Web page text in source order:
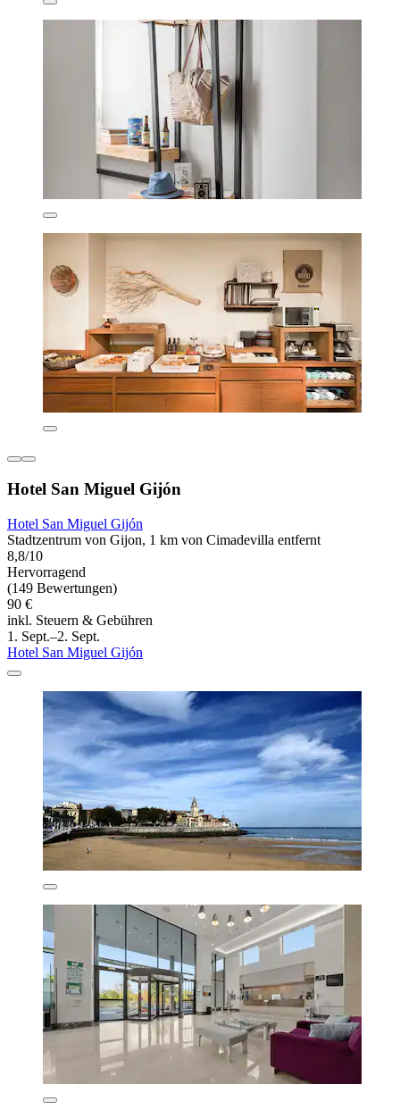
Hotel San Miguel Gijón
Hotel San Miguel Gijón
Stadtzentrum von Gijon, 1 km von Cimadevilla entfernt
8,8/10
Hervorragend
(149 Bewertungen)
90 €
inkl. Steuern & Gebühren
1. Sept.–2. Sept.
Hotel San Miguel Gijón